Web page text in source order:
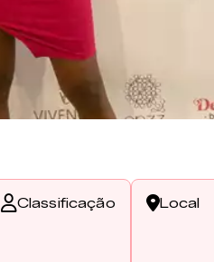
Classificação Local